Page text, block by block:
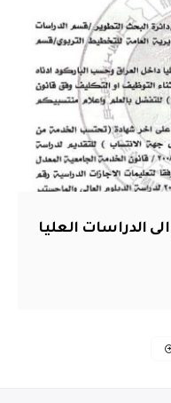
الدراسات العليا